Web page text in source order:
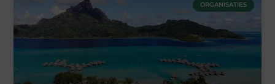
ORGANISATIES